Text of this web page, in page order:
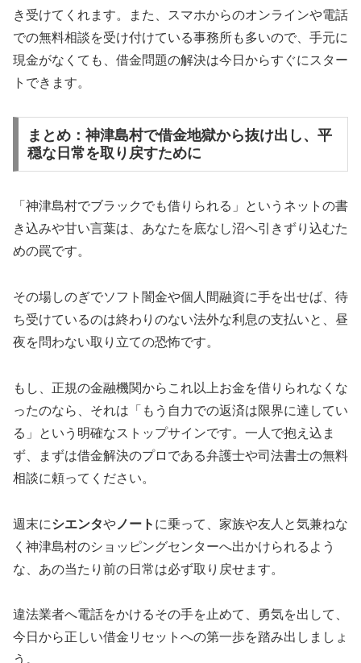
き受けてくれます。また、スマホからのオンラインや電話
での無料相談を受け付けている事務所も多いので、手元に
現金がなくても、借金問題の解決は今日からすぐにスター
トできます。
まとめ：神津島村で借金地獄から抜け出し、平
穏な日常を取り戻すために
「神津島村でブラックでも借りられる」というネットの書
き込みや甘い言葉は、あなたを底なし沼へ引きずり込むた
めの罠です。
その場しのぎでソフト闇金や個人間融資に手を出せば、待
ち受けているのは終わりのない法外な利息の支払いと、昼
夜を問わない取り立ての恐怖です。
もし、正規の金融機関からこれ以上お金を借りられなくな
ったのなら、それは「もう自力での返済は限界に達してい
る」という明確なストップサインです。一人で抱え込ま
ず、まずは借金解決のプロである弁護士や司法書士の無料
相談に頼ってください。
週末にシエンタや ノート に乗って、家族や友人と気兼ねな
く神津島村のショッピングセンターへ出かけられるよう
な、あの当たり前の日常は必ず取り戻せます。
違法業者へ電話をかけるその手を止めて、勇気を出して、
今日から正しい借金リセットへの第一歩を踏み出しましょ
う。